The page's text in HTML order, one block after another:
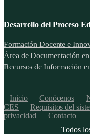
Desarrollo del Proceso
Formación Docente e
Área de Documentación
Recursos de Información
Inicio Conócenos
CES
Requisitos del
privacidad
Contacto
Todos